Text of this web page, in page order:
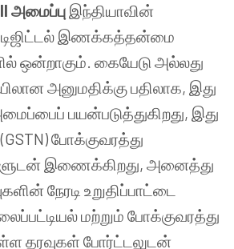
அமைப்பு இந்தியாவின்
டிஜிட்டல் இணக்கத்தன்மை
ஒன்றாகும். கையேடு அல்லது
அனுமதிக்கு பதிலாக, இது
பயன்படுத்துகிறது, இது
போக்குவரத்து
இணைக்கிறது, அனைத்து
நேரடி உறுதிப்பாட்டை
மற்றும் போக்குவரத்து
தரவுகள் போர்ட்டலுடன்